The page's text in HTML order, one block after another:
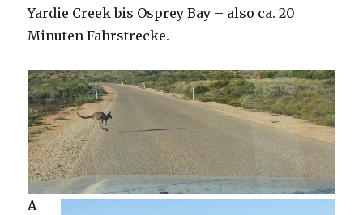
Yardie Creek bis Osprey Bay – also ca. 20
Minuten Fahrstrecke.
A